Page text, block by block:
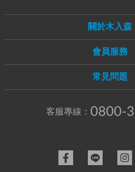
關於木入森
會員服務
常見問題
客服專線： 0800-